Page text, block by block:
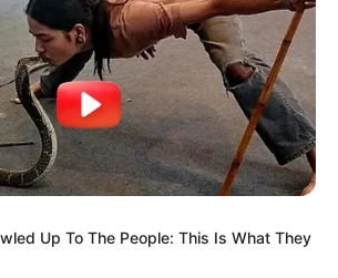
Adatvédelem